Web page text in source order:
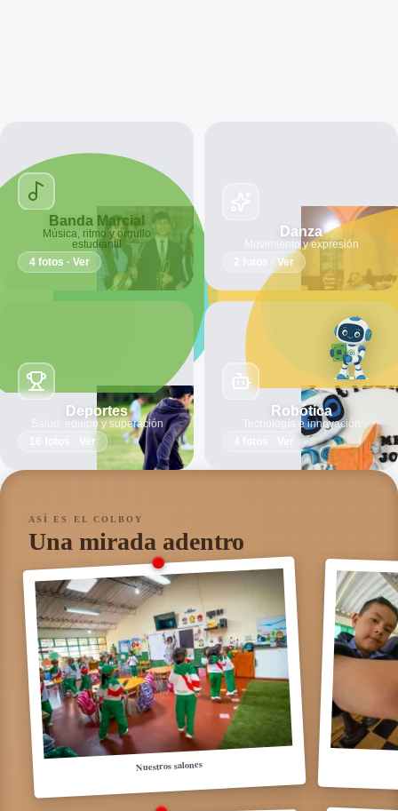
Banda Marcial
Música, ritmo y orgullo
estudiantil
4 fotos · Ver
Danza
Movimiento y expresión
2 fotos · Ver
Deportes
Salud, equipo y superación
16 fotos · Ver
Robótica
Tecnología e innovación
ASÍ ES EL COLBOY
Una mirada adentro
Nuestros salones